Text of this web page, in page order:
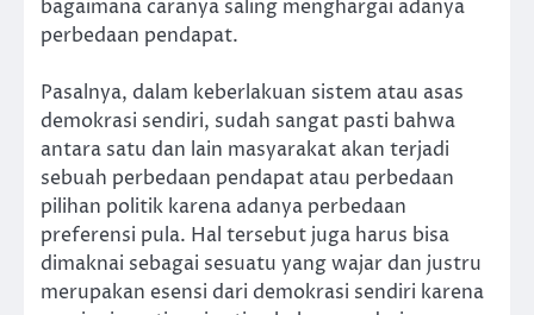
bagaimana caranya saling menghargai adanya
perbedaan pendapat.
Pasalnya, dalam keberlakuan sistem atau asas
demokrasi sendiri, sudah sangat pasti bahwa
antara satu dan lain masyarakat akan terjadi
sebuah perbedaan pendapat atau perbedaan
pilihan politik karena adanya perbedaan
preferensi pula. Hal tersebut juga harus bisa
dimaknai sebagai sesuatu yang wajar dan justru
merupakan esensi dari demokrasi sendiri karena